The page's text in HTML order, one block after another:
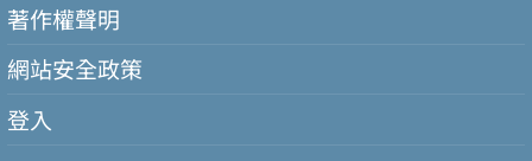
著作權聲明
網站安全政策
登入